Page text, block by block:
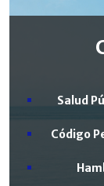
Salud
Código